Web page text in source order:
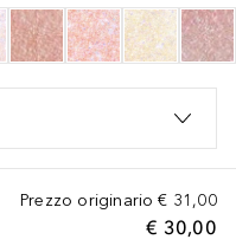
Prezzo originario € 31,00
€ 30,00